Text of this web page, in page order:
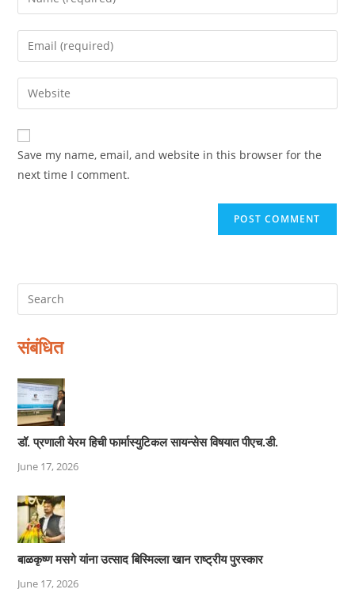
your
name
comment
Enter
your
email
address
comment
Enter
your
website
URL
(optional)
Save my name, email, and website in this browser for the
next time I comment.
संबंधित
डॉ. प्रणाली येरम हिची फार्मास्युटिकल सायन्सेस विषयात पीएच.डी.
June 17, 2026
बाळकृष्ण मसगे यांना उत्साद बिस्मिल्ला खान राष्ट्रीय पुरस्कार
June 17, 2026